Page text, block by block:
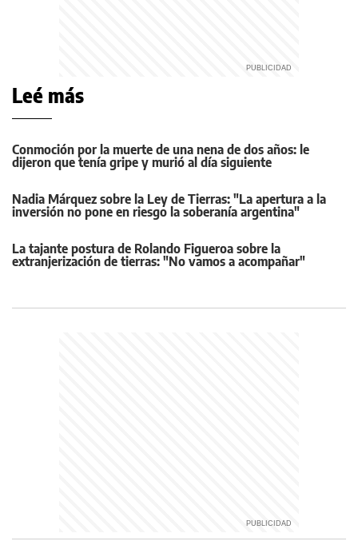
Leé más
Conmoción por la muerte de una nena de dos años: le
dijeron que tenía gripe y murió al día siguiente
Nadia Márquez sobre la Ley de Tierras: "La apertura a la
inversión no pone en riesgo la soberanía argentina"
La tajante postura de Rolando Figueroa sobre la
extranjerización de tierras: "No vamos a acompañar"